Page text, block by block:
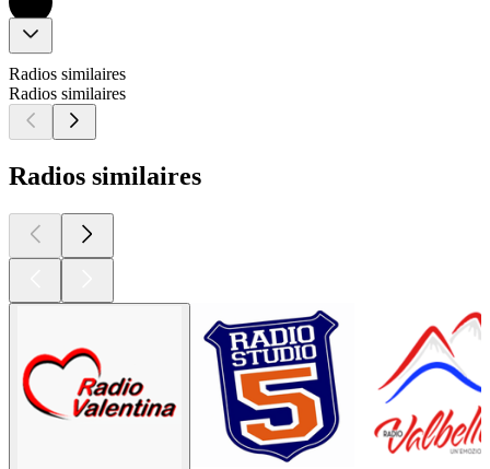
Radios similaires
Radios similaires
Radios similaires